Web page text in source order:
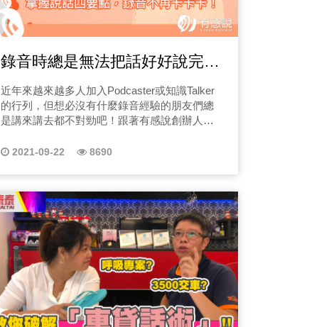
錄音時總是無法把話好好說完
嗎？說話四妙招，讓你聲聲動
人！
近年來越來越多人加入Podcaster或知識Talker
的行列，但想必沒有什麼錄音經驗的朋友們總
是講來講去都不對勁吧！跟著有感說創辦人
人！2021-09-22 8690